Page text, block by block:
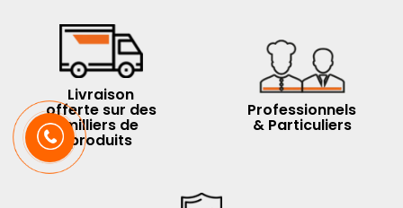
Livraison
offerte sur des
milliers de
produits
Professionnels
& Particuliers